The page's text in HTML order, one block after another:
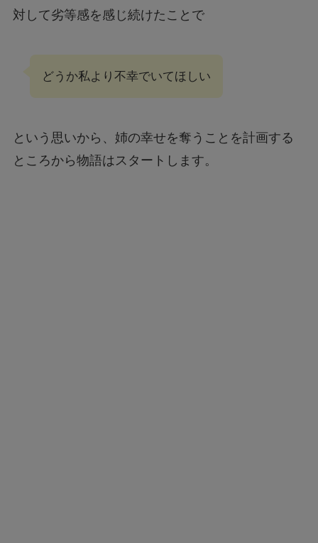
対して劣等感を感じ続けたことで
どうか私より不幸でいてほしい
という思いから、姉の幸せを奪うことを計画する
ところから物語はスタートします。